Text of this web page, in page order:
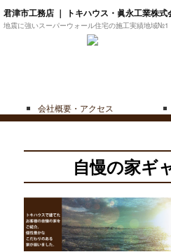
君津市工務店 ｜ トキハウス・眞永工業株式
地震に強いスーパーウォール住宅の施工実績地域№1
会社概要・アクセス
自慢の家ギ